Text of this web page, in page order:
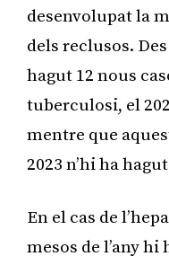
desenvolupat la
dels reclusos.
hagut 12 nous
tuberculosi, el
mentre que
2023 n’hi ha
En el cas de
mesos de l’any